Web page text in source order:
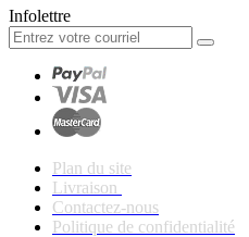
Infolettre
Plan du site
Livraison
Contactez-nous
Politique de confidentialité